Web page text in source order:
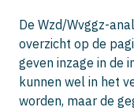
De Wzd/Wvggz-
overzicht op de
geven inzage in de
kunnen wel in het
worden, maar de